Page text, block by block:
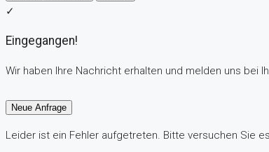
✓
Eingegangen!
Wir haben Ihre Nachricht erhalten und melden uns bei
Neue Anfrage
Leider ist ein Fehler aufgetreten. Bitte versuchen Sie